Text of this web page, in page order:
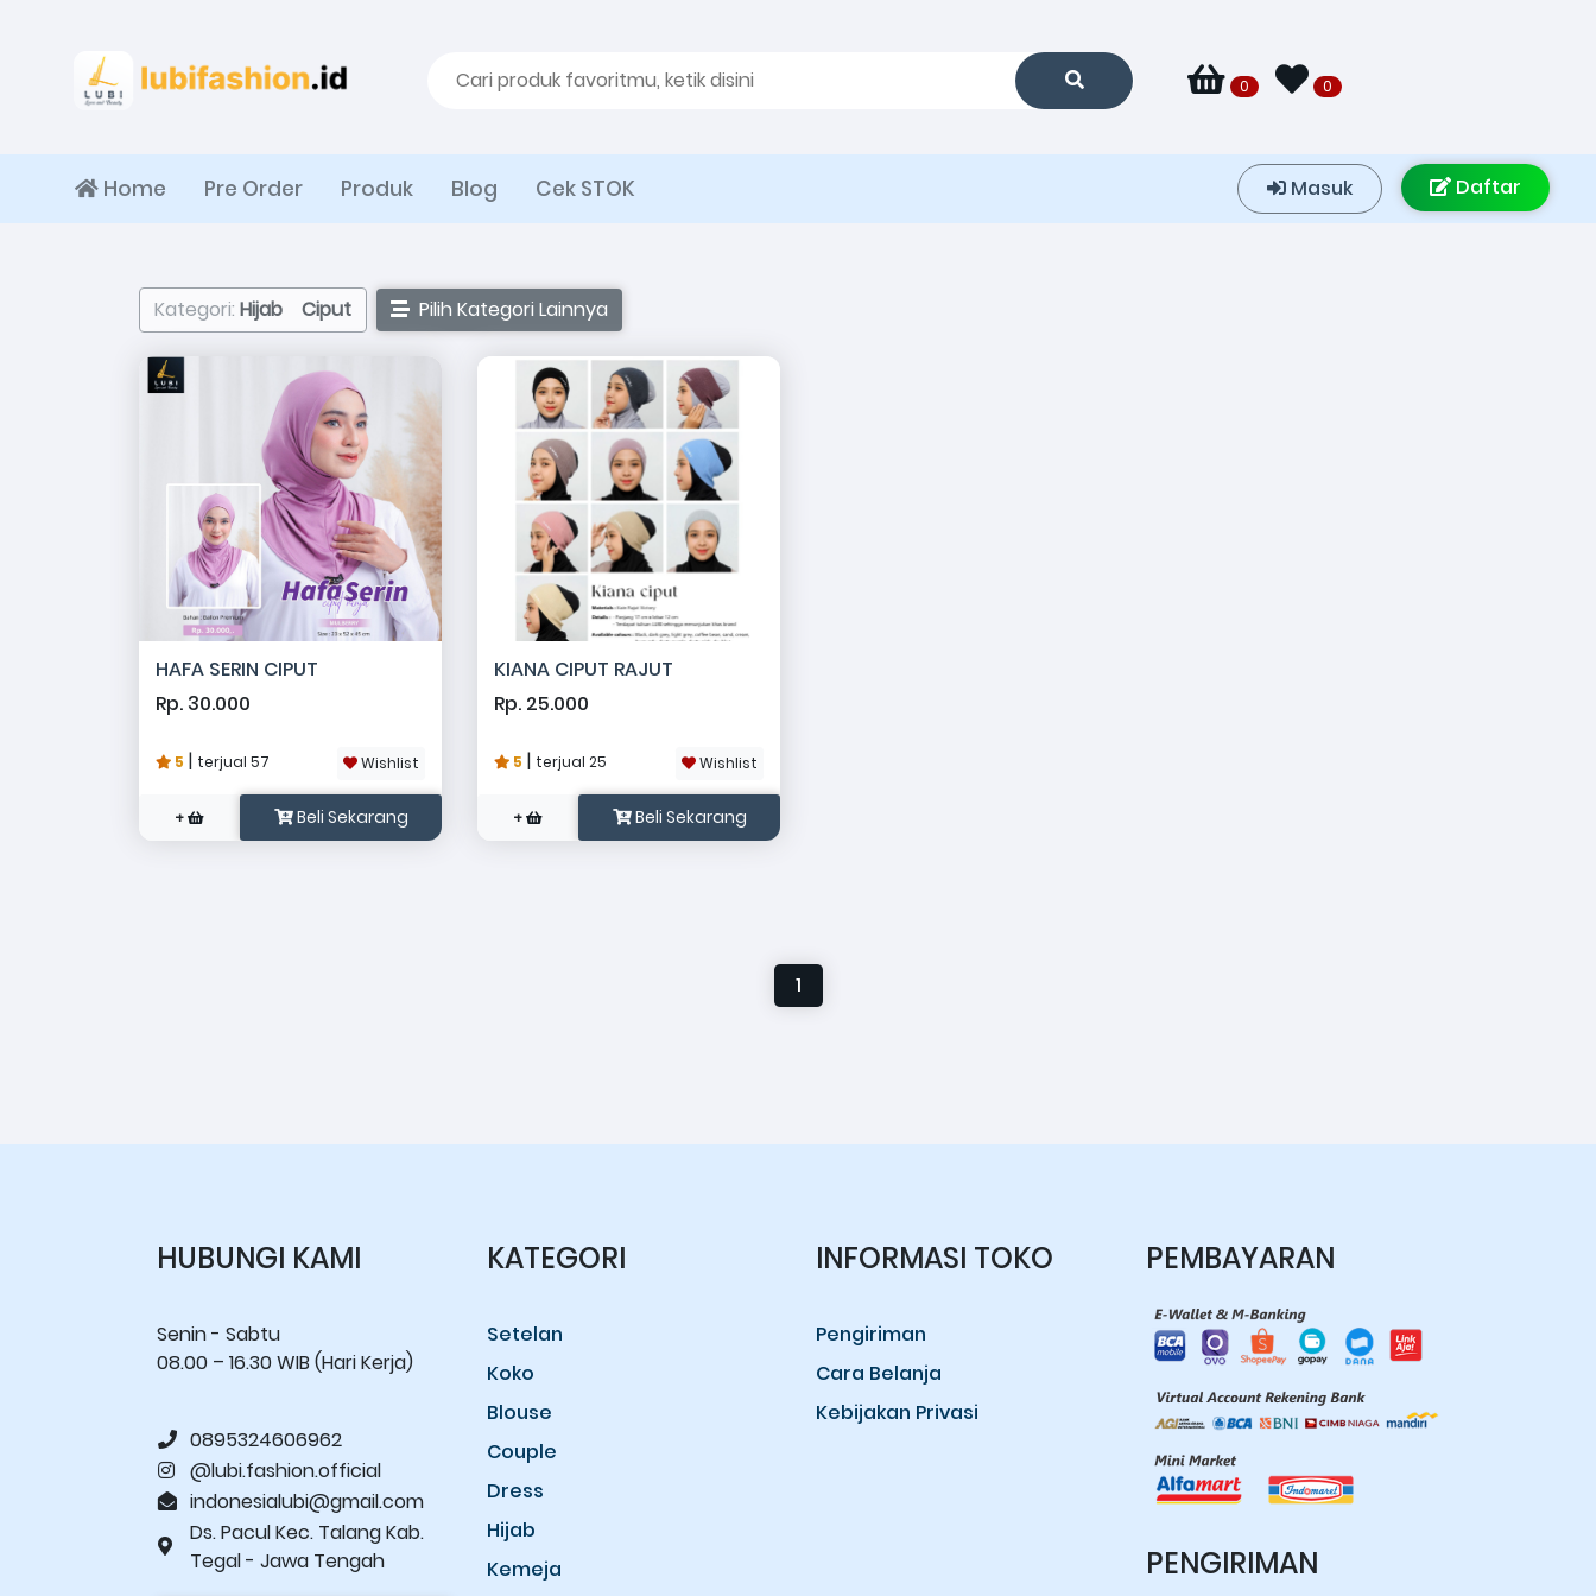
0 0
Home Pre Order Produk Blog Cek STOK Masuk Daftar
Kategori: Hijab Ciput Pilih Kategori Lainnya
HAFA SERIN CIPUT
Rp. 30.000
5 | terjual 57 Wishlist
+ Beli Sekarang
KIANA CIPUT RAJUT
Rp. 25.000
5 | terjual 25 Wishlist
+ Beli Sekarang
1
HUBUNGI KAMI
Senin - Sabtu
08.00 – 16.30 WIB (Hari Kerja)
0895324606962
@lubi.fashion.official
indonesialubi@gmail.com
Ds. Pacul Kec. Talang Kab.
Tegal - Jawa Tengah
KATEGORI
Setelan
Koko
Blouse
Couple
Dress
Hijab
Kemeja
INFORMASI TOKO
Pengiriman
Cara Belanja
Kebijakan Privasi
PEMBAYARAN
PENGIRIMAN